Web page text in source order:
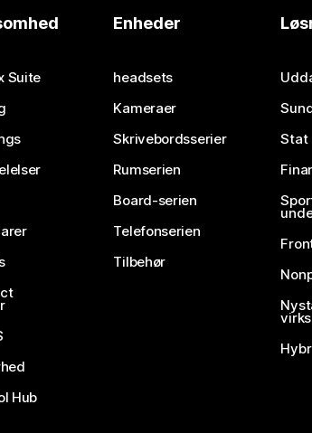
Har du brug
Send et
Suite
Hub
Enheder
headsets
Kameraer
Skrivebordsserier
Rumserien
Board-serien
Telefonserien
Tilbehør
Stat